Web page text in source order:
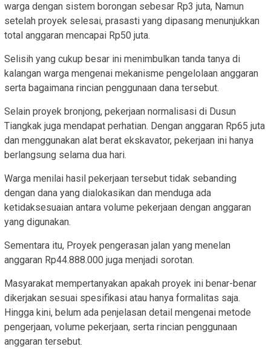
warga dengan sistem borongan sebesar Rp3 juta, Namun
setelah proyek selesai, prasasti yang dipasang menunjukkan
total anggaran mencapai Rp50 juta.
Selisih yang cukup besar ini menimbulkan tanda tanya di
kalangan warga mengenai mekanisme pengelolaan anggaran
serta bagaimana rincian penggunaan dana tersebut.
Selain proyek bronjong, pekerjaan normalisasi di Dusun
Tiangkak juga mendapat perhatian. Dengan anggaran Rp65 juta
dan menggunakan alat berat ekskavator, pekerjaan ini hanya
berlangsung selama dua hari.
Warga menilai hasil pekerjaan tersebut tidak sebanding
dengan dana yang dialokasikan dan menduga ada
ketidaksesuaian antara volume pekerjaan dengan anggaran
yang digunakan.
Sementara itu, Proyek pengerasan jalan yang menelan
anggaran Rp44.888.000 juga menjadi sorotan.
Masyarakat mempertanyakan apakah proyek ini benar-benar
dikerjakan sesuai spesifikasi atau hanya formalitas saja.
Hingga kini, belum ada penjelasan detail mengenai metode
pengerjaan, volume pekerjaan, serta rincian penggunaan
anggaran tersebut.